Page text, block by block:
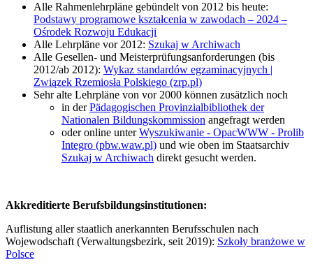
Alle Rahmenlehrpläne gebündelt von 2012 bis heute:
Podstawy programowe kształcenia w zawodach – 2024 –
Ośrodek Rozwoju Edukacji
Alle Lehrpläne vor 2012: Szukaj w Archiwach
Alle Gesellen- und Meisterprüfungsanforderungen (bis
2012/ab 2012): Wykaz standardów egzaminacyjnych |
Związek Rzemiosła Polskiego (zrp.pl)
Sehr alte Lehrpläne von vor 2000 können zusätzlich noch
in derPädagogischen Provinzialbibliothek der
Nationalen Bildungskommission angefragt werden
oder online unterWyszukiwanie - OpacWWW - Prolib
Integro (pbw.waw.pl) und wie oben im Staatsarchiv
Szukaj w Archiwach direkt gesucht werden.
Akkreditierte Berufsbildungsinstitutionen:
Auflistung aller staatlich anerkannten Berufsschulen nach
Wojewodschaft (Verwaltungsbezirk, seit 2019): Szkoły branżowe w
Polsce